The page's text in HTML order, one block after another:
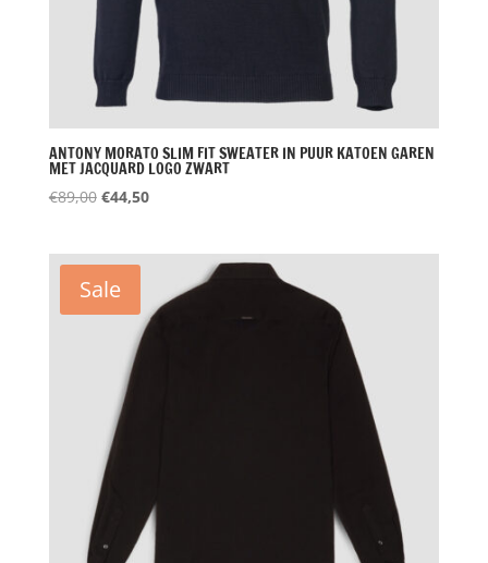
ANTONY MORATO SLIM FIT SWEATER IN PUUR KATOEN GAREN
MET JACQUARD LOGO ZWART
€89,00 Oorspronkelijke
€89,00.
€44,50Huidige
Sale